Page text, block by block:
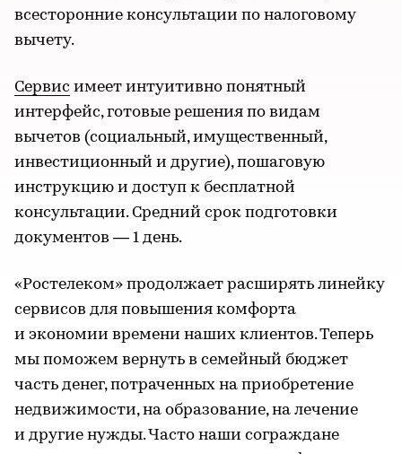
всесторонние консультации по налоговому
вычету.
Сервис имеет интуитивно понятный
интерфейс, готовые решения по видам
вычетов (социальный, имущественный,
инвестиционный и другие), пошаговую
инструкцию и доступ к бесплатной
консультации. Средний срок подготовки
документов — 1 день.
«Ростелеком» продолжает расширять линейку
сервисов для повышения комфорта
и экономии времени наших клиентов. Теперь
мы поможем вернуть в семейный бюджет
часть денег, потраченных на приобретение
недвижимости, на образование, на лечение
и другие нужды. Часто наши сограждане